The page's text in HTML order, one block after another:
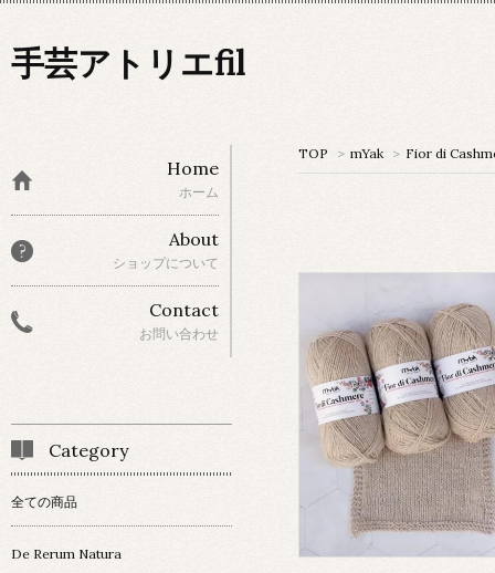
手芸アトリエfil
TOP > mYak > Fior di
Home
ホーム
About
ショップについて
Contact
お問い合わせ
Category
全ての商品
De Rerum Natura